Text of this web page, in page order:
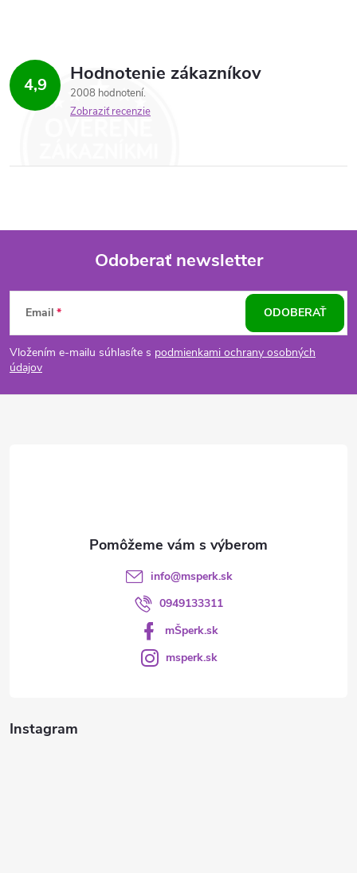
4,9 Hodnotenie zákazníkov
2008 hodnotení
Zobraziť recenzie
Z
á
p
Odoberať newsletter
Email
Vložením e-mailu súhlasíte s podmienkami ochrany osobných
údajov
ODOBERAŤ
Instagram
info@msperk.sk
0949133311
mŠperk.sk
msperk.sk